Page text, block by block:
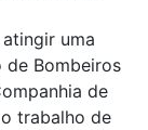
uma
de Bombeiros
de
trabalho de